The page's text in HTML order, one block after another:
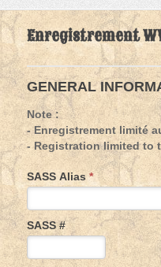
Enregistrement
GENERAL
Note :
- Enregistrement limité
- Registration limited to
SASS Alias*
SASS #